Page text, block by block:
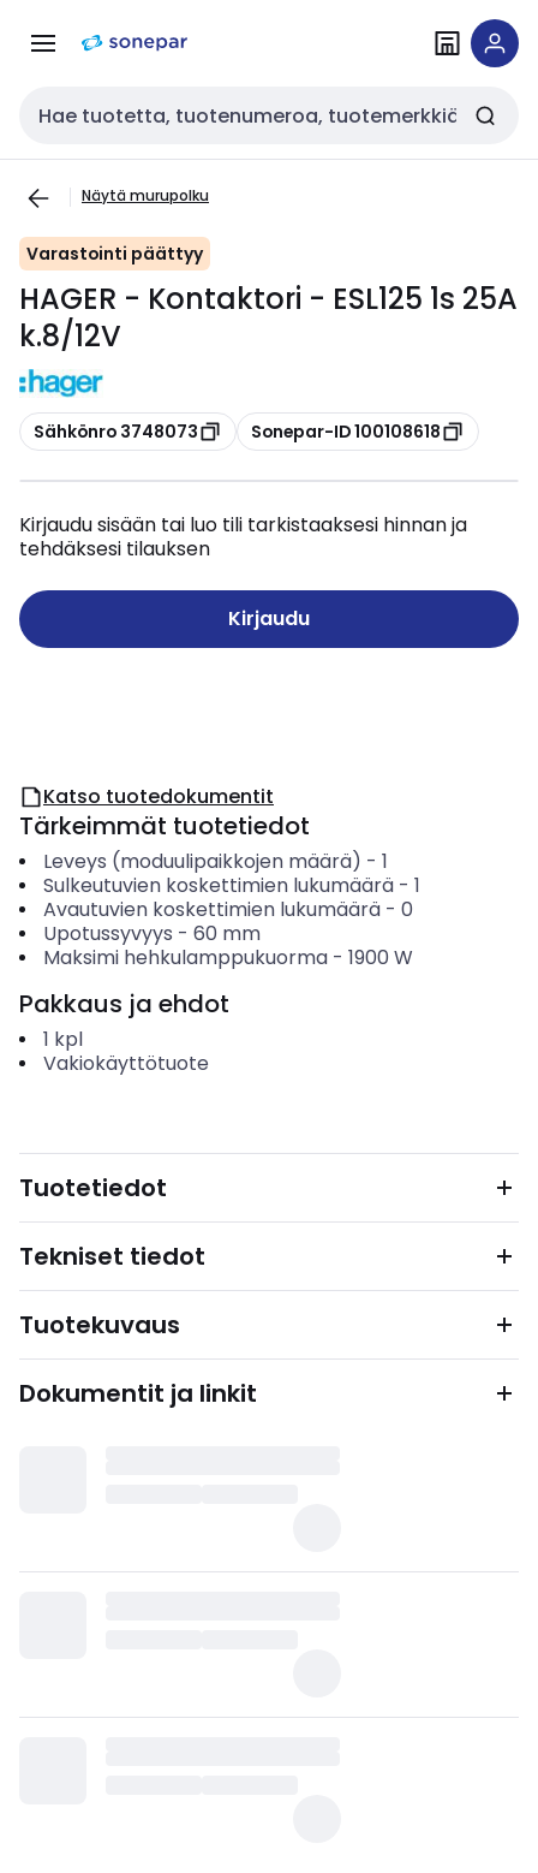
navigointiinsisältöön
Haku
Näytä murupolku
Varastointi päättyy
HAGER - Kontaktori - ESL125 1s 25A
k.8/12V
Kopioi
Sähkönro 3748073 Kopioi
Sonepar-ID 100108618
Kirjaudu sisään tai luo tili tarkistaaksesi hinnan ja
tehdäksesi tilauksen
Kirjaudu
Katso tuotedokumentit
Tärkeimmät tuotetiedot
Leveys (moduulipaikkojen määrä) - 1
Sulkeutuvien koskettimien lukumäärä- 1
Avautuvien koskettimien lukumäärä- 0
Upotussyvyys - 60 mm
Maksimi hehkulamppukuorma- 1900 W
Pakkaus ja ehdot
1 kpl
Vakiokäyttötuote
Tuotetiedot
Tekniset tiedot
Tuotekuvaus
Dokumentit ja linkit